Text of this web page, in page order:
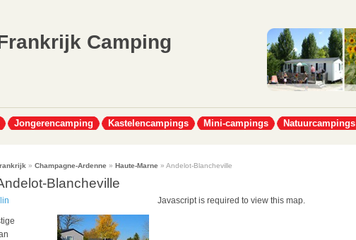
Camping
Jongerencamping Kastelencampings Mini-campings Natuurcampings
» Champagne-Ardenne » Haute-Marne » Andelot-Blancheville
Blancheville
Javascript is required to view this map.